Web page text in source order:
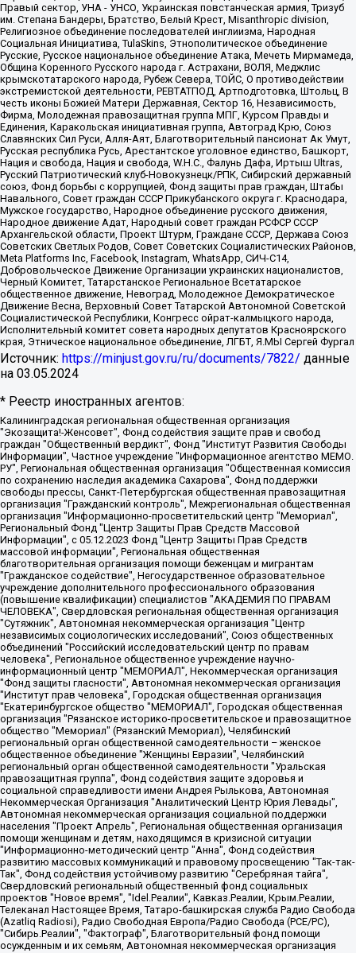
Правый сектор, УНА - УНСО, Украинская повстанческая армия, Тризуб
им. Степана Бандеры, Братство, Белый Крест, Misanthropic division,
Религиозное объединение последователей инглиизма, Народная
Социальная Инициатива, TulaSkins, Этнополитическое объединение
Русские, Русское национальное объединение Атака, Мечеть Мирмамеда,
Община Коренного Русского народа г. Астрахани, ВОЛЯ, Меджлис
крымскотатарского народа, Рубеж Севера, ТОЙС, О противодействии
экстремистской деятельности, РЕВТАТПОД, Артподготовка, Штольц, В
честь иконы Божией Матери Державная, Сектор 16, Независимость,
Фирма, Молодежная правозащитная группа МПГ, Курсом Правды и
Единения, Каракольская инициативная группа, Автоград Крю, Союз
Славянских Сил Руси, Алля-Аят, Благотворительный пансионат Ак Умут,
Русская республика Русь, Арестантское уголовное единство, Башкорт,
Нация и свобода, Нация и свобода, W.H.С., Фалунь Дафа, Иртыш Ultras,
Русский Патриотический клуб-Новокузнецк/РПК, Сибирский державный
союз, Фонд борьбы с коррупцией, Фонд защиты прав граждан, Штабы
Навального, Совет граждан СССР Прикубанского округа г. Краснодара,
Мужское государство, Народное объединение русского движения,
Народное движение Адат, Народный совет граждан РСФСР СССР
Архангельской области, Проект Штурм, Граждане СССР, Держава Союз
Советских Светлых Родов, Совет Советских Социалистических Районов,
Meta Platforms Inc, Facebook, Instagram, WhatsApp, СИЧ-С14,
Добровольческое Движение Организации украинских националистов,
Черный Комитет, Татарстанское Региональное Всетатарское
общественное движение, Невоград, Молодежное Демократическое
Движение Весна, Верховный Совет Татарской Автономной Советской
Социалистической Республики, Конгресс ойрат-калмыцкого народа,
Исполнительный комитет совета народных депутатов Красноярского
края, Этническое национальное объединение, ЛГБТ, Я.МЫ Сергей Фургал
Источник: https://minjust.gov.ru/ru/documents/7822/ данные
на 03.05.2024
* Реестр иностранных агентов:
Калининградская региональная общественная организация "Экозащита!-Женсовет", Фонд содействия защите прав и свобод граждан "Общественный вердикт", Фонд "Институт Развития Свободы Информации", Частное учреждение "Информационное агентство МЕМО. РУ", Региональная общественная организация "Общественная комиссия по сохранению наследия академика Сахарова", Фонд поддержки свободы прессы, Санкт-Петербургская общественная правозащитная организация "Гражданский контроль", Межрегиональная общественная организация "Информационно-просветительский центр "Мемориал", Региональный Фонд "Центр Защиты Прав Средств Массовой Информации", с 05.12.2023 Фонд "Центр Защиты Прав Средств массовой информации", Региональная общественная благотворительная организация помощи беженцам и мигрантам "Гражданское содействие", Негосударственное образовательное учреждение дополнительного профессионального образования (повышение квалификации) специалистов "АКАДЕМИЯ ПО ПРАВАМ ЧЕЛОВЕКА", Свердловская региональная общественная организация "Сутяжник", Автономная некоммерческая организация "Центр независимых социологических исследований", Союз общественных объединений "Российский исследовательский центр по правам человека", Региональное общественное учреждение научно-информационный центр "МЕМОРИАЛ", Некоммерческая организация "Фонд защиты гласности", Автономная некоммерческая организация "Институт прав человека", Городская общественная организация "Екатеринбургское общество "МЕМОРИАЛ", Городская общественная организация "Рязанское историко-просветительское и правозащитное общество "Мемориал" (Рязанский Мемориал), Челябинский региональный орган общественной самодеятельности – женское общественное объединение "Женщины Евразии", Челябинский региональный орган общественной самодеятельности "Уральская правозащитная группа", Фонд содействия защите здоровья и социальной справедливости имени Андрея Рылькова, Автономная Некоммерческая Организация "Аналитический Центр Юрия Левады", Автономная некоммерческая организация социальной поддержки населения "Проект Апрель", Региональная общественная организация помощи женщинам и детям, находящимся в кризисной ситуации "Информационно-методический центр "Анна", Фонд содействия развитию массовых коммуникаций и правовому просвещению "Так-так-Так", Фонд содействия устойчивому развитию "Серебряная тайга", Свердловский региональный общественный фонд социальных проектов "Новое время", "Idel.Реалии", Кавказ.Реалии, Крым.Реалии, Телеканал Настоящее Время, Татаро-башкирская служба Радио Свобода (Azatliq Radiosi), Радио Свободная Европа/Радио Свобода (PCE/PC), "Сибирь.Реалии", "Фактограф", Благотворительный фонд помощи осужденным и их семьям, Автономная некоммерческая организация "Институт глобализации и социальных движений", Фонд "В защиту прав заключенных", Частное учреждение "Центр поддержки и содействия развитию средств массовой информации", Пензенский региональный общественный благотворительный фонд "Гражданский союз", "Север.Реалии", Некоммерческая организация Фонд "Правовая инициатива", Общество с ограниченной ответственностью "Радио Свободная Европа/Радио Свобода", Чешское информационное агентство "MEDIUM-ORIENT", Красноярская региональная общественная организация "Мы против СПИДа", Камалягин Денис Николаевич, Маркелов Сергей Евгеньевич, Пономарев Лев Александрович, Савицкая Людмила Алексеевна, Автономная некоммерческая организация "Центр по работе с проблемой насилия "НАСИЛИЮ.НЕТ", Межрегиональный профессиональный союз работников здравоохранения "Альянс врачей", Юридическое лицо, зарегистрированное в Латвийской Республике, SIA "Medusa Project" (регистрационный номер 40103797863, дата регистрации 10.06.2014), Некоммерческая организация "Фонд по борьбе с коррупцией", Автономная некоммерческая организация "Институт права и публичной политики", Баданин Роман Сергеевич, Гликин Максим Александрович, Железнова Мария Михайловна, Лукьянова Юлия Сергеевна, Маетная Елизавета Витальевна, Маняхин Петр Борисович, Чуракова Ольга Владимировна, Ярош Юлия Петровна, Юридическое лицо "The Insider SIA", зарегистрированное в Риге, Латвийская Республика (дата регистрации 26.06.2015), являющееся администратором доменного имени интернет-издания "The Insider SIA", https://theins.ru, Постернак Алексей Евгеньевич, Рубин Михаил Аркадьевич, Анин Роман Александрович, Юридическое лицо Istories fonds, зарегистрированное в Латвийской Республике (регистрационный номер 50008295751, дата регистрации 24.02.2020), Великовский Дмитрий Александрович, Долинина Ирина Николаевна, Мароховская Алеся Алексеевна, Шлейнов Роман Юрьевич, Шмагун Олеся Валентиновна, Общество с ограниченной ответственностью "Альтаир 2021", Общество с ограниченной ответственностью "Вега 2021", Общество с ограниченной ответственностью "Главный редактор 2021", Общество с ограниченной ответственностью "Ромашки монолит", Важенков Артем Валерьевич, Ивановская областная общественная организация "Центр гендерных исследований", Гурман Юрий Альбертович, Медиапроект "ОВД-Инфо", Егоров Владимир Владимирович, Жилинский Владимир Александрович, Общество с ограниченной ответственностью "ЗП", Иванова София Юрьевна, Карезина Инна Павловна, Кильтау Екатерина Викторовна, Петров Алексей Викторович, Пискунов Сергей Евгеньевич, Смирнов Сергей Сергеевич, Тихонов Михаил Сергеевич, Общество с ограниченной ответственностью "ЖУРНАЛИСТ-ИНОСТРАННЫЙ АГЕНТ", Арапова Галина Юрьевна, Вольтская Татьяна Анатольевна, Американская компания "Mason G.E.S. Anonymous Foundation" (США), являющаяся владельцем интернет-издания https://mnews.world/, Компания "Stichting Bellingcat", зарегистрированная в Нидерландах (дата регистрации 11.07.2018), Захаров Андрей Вячеславович, Клепиковская Екатерина Дмитриевна, Общество с ограниченной ответственностью "МЕМО", Перл Роман Александрович, Симонов Евгений Алексеевич, Соловьева Елена Анатольевна, Сотников Даниил Владимирович, Сурначева Елизавета Дмитриевна, Автономная некоммерческая организация по защите прав человека и информированию населения "Якутия – Наше Мнение", Общество с ограниченной ответственностью "Москоу диджитал медиа", с 26.01.2023 Общество с ограниченной ответственностью "Чайка Белые сады", Ветошкина Валерия Валерьевна, Заговора Максим Александрович, Межрегиональное общественное движение "Российская ЛГБТ - сеть", Оленичев Максим Владимирович, Павлов Иван Юрьевич, Скворцова Елена Сергеевна, Общество с ограниченной ответственностью "Как бы инагент", Кочетков Игорь Викторович, Общество с ограниченной ответственностью "Честные выборы", Еланчик Олег Александрович, Общество с ограниченной ответственностью "Нобелевский призыв", Гималова Регина Эмилевна, Григорьев Андрей Валерьевич, Григорьева Алина Александровна, Ассоциация по содействию защите прав призывников, альтернативнослужащих и военнослужащих "Правозащитная группа "Гражданин.Армия.Право", Хисамова Регина Фаритовна, Автономная некоммерческая организация по реализации социально-правовых программ "Лилит", Дальневосточное общественное движение "Маяк", Санкт-Петербургская ЛГБТ-инициативная группа "Выход", Инициативная группа ЛГБТ+ "Реверс", Алексеев Андрей Викторович, Бекбулатова Таисия Львовна, Беляев Иван Михайлович, Владыкина Елена Сергеевна, Гельман Марат Александрович, Никульшина Вероника Юрьевна, Толоконникова Надежда Андреевна, Шендерович Виктор Анатольевич, Общество с ограниченной ответственностью "Данное сообщение", Общество с ограниченной ответственностью Издательский дом "Новая глава", Айнбиндер Александра Александровна, Московский комьюнити-центр для ЛГБТ+инициатив, Благотворительный фонд развития филантропии, Deutsche Welle (Германия, Kurt-Schumacher-Strasse 3, 53113 Bonn), Борзунова Мария Михайловна, Воробьев Виктор Викторович, Голубева Анна Львовна, Константинова Алла Михайловна, Малкова Ирина Владимировна, Мурадов Мурад Абдулгалимович, Осетинская Елизавета Николаевна, Понасенков Евгений Николаевич, Ганапольский Матвей Юрьевич, Киселев Евгений Алексеевич, Борухович Ирина Григорьевна, Дремин Иван Тимофеевич, Дубровский Дмитрий Викторович, Красноярская региональная общественная организация поддержки и развития альтернативных образовательных технологий и межкультурных коммуникаций "ИНТЕРРА", Маяковская Екатерина Алексеевна, Фейгин Марк Захарович, Филимонов Андрей Викторович, Дзугкоева Регина Николаевна, Доброхотов Роман Александрович, Дудь Юрий Александрович, Елкин Сергей Владимирович, Кругликов Кирилл Игоревич, Сабунаева Мария Леонидовна, Семенов Алексей Владимирович, Шаинян Карен Багратович, Шульман Екатерина Михайловна, Асафьев Артур Валерьевич, Вахштайн Виктор Семенович, Венедиктов Алексей Алексеевич, Лушникова Екатерина Евгеньевна, Волков Леонид Михайлович, Невзоров Александр Глебович, Пархоменко Сергей Борисович, Сироткин Ярослав Николаевич, Кара-Мурза Владимир Владимирович, Баранова Наталья Владимировна, Гозман Леонид Яковлевич, Кагарлицкий Борис Юльевич, Климарев Михаил Валерьевич, Милов Владимир Станиславович, Автономная некоммерческая организация Краснодарский центр современного искусства "Типография", Моргенштерн Алишер Тагирович, Соболь Любовь Эдуардовна, Общество с ограниченной ответственностью "ЛИЗА НОРМ", Каспаров Гарри Кимович, Ходорковский Михаил Борисович, Общество с ограниченной ответственностью "Апрельские тезисы", Данилович Ирина Брониславовна, Кашин Олег Владимирович, Петров Николай Владимирович, Пивоваров Алексей Владимирович, Соколов Михаил Владимирович, Цветкова Юлия Владимировна, Чичваркин Евгений Александрович, Комитет против пыток/Команда против пыток, Общество с ограниченной ответственностью "Первый научный", Общество с ограниченной ответственностью "Вертолет и ко", Белоцерковская Вероника Борисовна, Кац Максим Евгеньевич, Лазарева Татьяна Юрьевна, Шаведдинов Руслан Табризович, Яшин Илья Валерьевич, Общество с ограниченной ответственностью "Иноагент ААВ", Алешковский Дмитрий Петрович, Альбац Евгения Марковна, Быков Дмитрий Львович, Галямина Юлия Евгеньевна, Лойко Сергей Леонидович, Мартынов Кирилл Константинович, Медведев Сергей Александрович, Крашенинников Федор Геннадиевич, Гордеева Катерина Вл